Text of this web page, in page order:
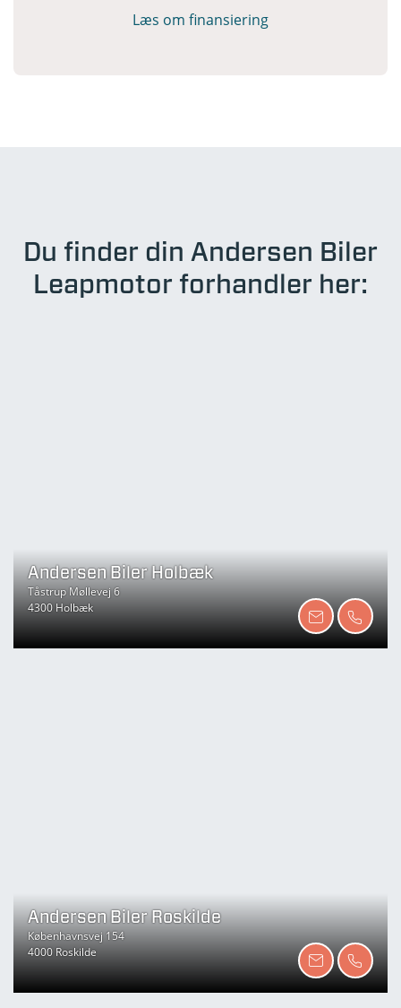
Læs om finansiering
Du finder din Andersen Biler
Leapmotor forhandler her:
Andersen Biler Holbæk
Tåstrup Møllevej 6
4300 Holbæk
Andersen Biler Roskilde
Københavnsvej 154
4000 Roskilde